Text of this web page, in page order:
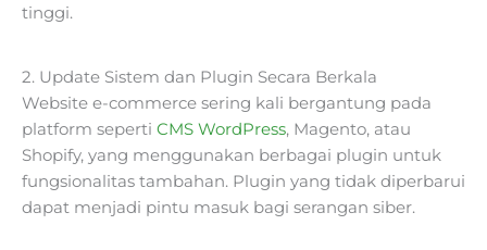
tinggi.
2. Update Sistem dan Plugin Secara Berkala
Website e-commerce sering kali bergantung pada
platform seperti CMS WordPress, Magento, atau
Shopify, yang menggunakan berbagai plugin untuk
fungsionalitas tambahan. Plugin yang tidak diperbarui
dapat menjadi pintu masuk bagi serangan siber.